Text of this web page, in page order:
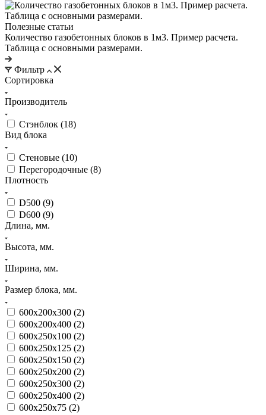
Полезные статьи
Количество газобетонных блоков в 1м3. Пример расчета.
Таблица с основными размерами.
Фильтр
Сортировка
Производитель
Стэнблок (18)
Вид блока
Стеновые (10)
Перегородочные (8)
Плотность
D500 (9)
D600 (9)
Длина, мм.
Высота, мм.
Ширина, мм.
Размер блока, мм.
600х200х300 (2)
600х200х400 (2)
600х250х100 (2)
600х250х125 (2)
600х250х150 (2)
600х250х200 (2)
600х250х300 (2)
600х250х400 (2)
600х250х75 (2)